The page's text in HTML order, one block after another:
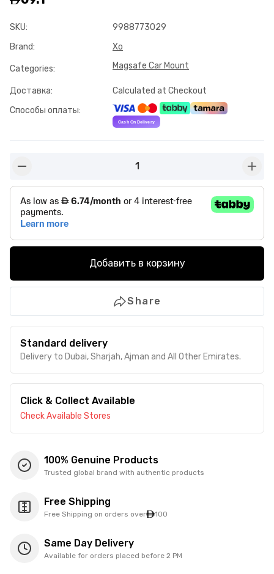
SKU:
9988773029
Brand: Xo
Categories: Magsafe Car Mount
Доставка:
Calculated at Checkout
Способы оплаты:
1
Добавить в корзину
Share
Standard delivery
Delivery to Dubai, Sharjah, Ajman and All Other Emirates.
Click & Collect Available
Check Available Stores
100% Genuine Products
Trusted global brand with authentic products
Free Shipping
Free Shipping on orders over 100
Same Day Delivery
Available for orders placed before 2 PM